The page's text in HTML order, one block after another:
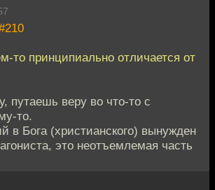
то принципиально отличается от
путаешь веру во что-то с
то.
Бога (христианского) вынужден
это неотъемлемая часть